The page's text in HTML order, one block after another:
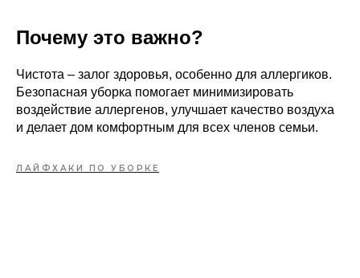
Почему это важно?
Чистота – залог здоровья, особенно для аллергиков.
Безопасная уборка помогает минимизировать
воздействие аллергенов, улучшает качество воздуха
и делает дом комфортным для всех членов семьи.
ЛАЙФХАКИ ПО УБОРКЕ